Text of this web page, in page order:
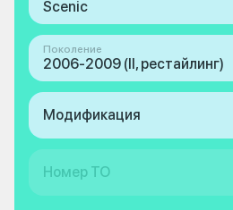
Scenic
Поколение
2006-2009 (II, рестайлинг)
Модификация
Номер ТО